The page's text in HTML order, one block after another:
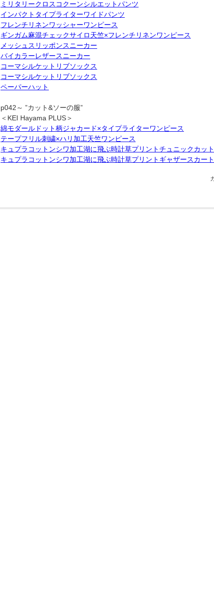
ミリタリークロスコクーンシルエットパンツ
インパクトタイプライターワイドパンツ
フレンチリネンワッシャーワンピース
ギンガム麻混チェックサイロ天竺×フレンチリネンワンピース
メッシュスリッポンスニーカー
バイカラーレザースニーカー
コーマシルケットリブソックス
コーマシルケットリブソックス
ペーパーハット
p042～ ”カット&ソーの服”
＜KEI Hayama PLUS＞
綿モダールドット柄ジャカード×タイプライターワンピース
テープフリル刺繍×ハリ加工天竺ワンピース
キュプラコットンシワ加工湖に飛ぶ時計草プリントチュニックカッ
キュプラコットンシワ加工湖に飛ぶ時計草プリントギャザースカート